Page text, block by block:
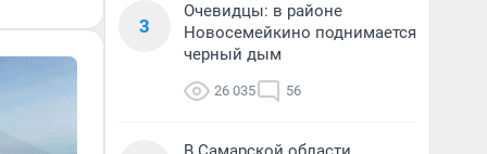
3
Очевидцы: в районе
Новосемейкино поднимается
черный дым
26 035 56